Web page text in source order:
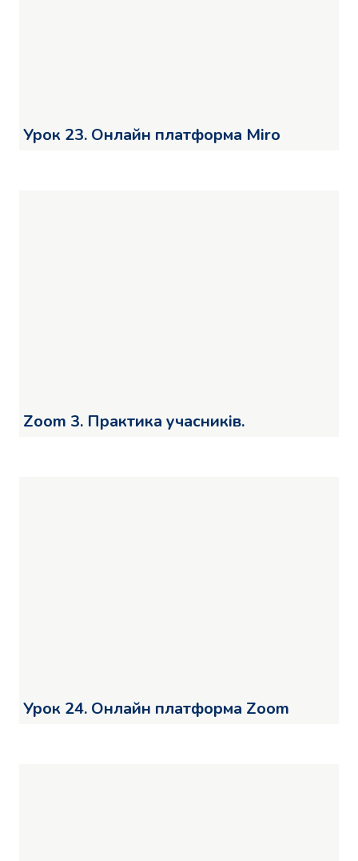
Урок 23. Онлайн платформа Miro
Zoom 3. Практика учасників.
Урок 24. Онлайн платформа Zoom